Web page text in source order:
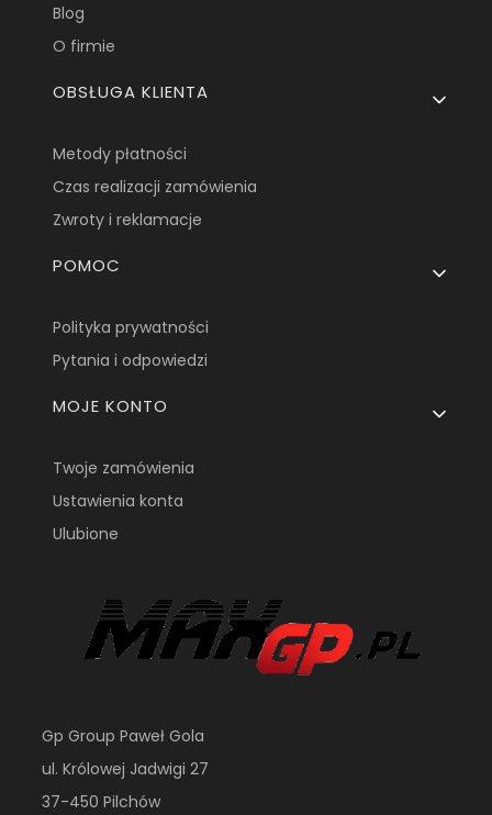
Blog
O firmie
OBSŁUGA KLIENTA
Metody płatności
Czas realizacji zamówienia
Zwroty i reklamacje
POMOC
Polityka prywatności
Pytania i odpowiedzi
MOJE KONTO
Twoje zamówienia
Ustawienia konta
Ulubione
Gp Group Paweł Gola
ul. Królowej Jadwigi 27
37-450 Pilchów